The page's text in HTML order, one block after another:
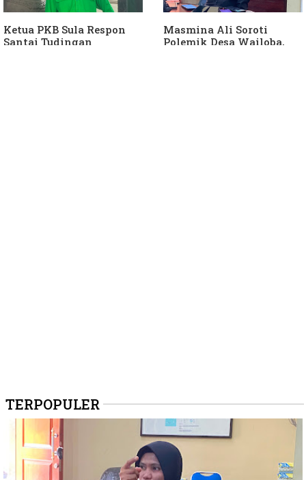
Ketua PKB Sula Respon
Santai Tudingan
Masmina Ali Soroti
Polemik Desa Wailoba,
TERPOPULER